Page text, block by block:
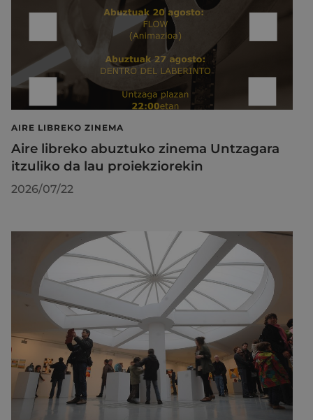
AIRE LIBREKO ZINEMA
Aire libreko abuztuko zinema Untzagara
itzuliko da lau proiekziorekin
2026/07/22